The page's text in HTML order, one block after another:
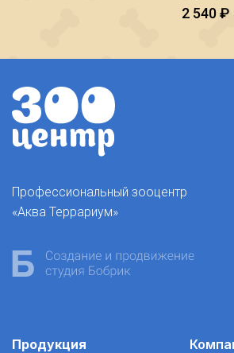
2 540₽
Профессиональный зооцентр
«Аква Террариум»
Продукция